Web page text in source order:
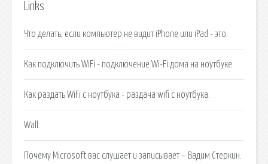
Links
Что делать, если компьютер не видит iPhone или iPad - это.
Как подключить WiFi - подключение Wi-Fi дома на ноутбуке.
Как раздать WiFi с ноутбука - раздача wifi с ноутбука.
Wall.
Почему Microsoft вас слушает и записывает – Вадим Стеркин.